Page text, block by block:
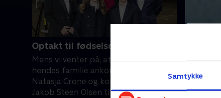
Samtykke
Optakt til fødselsdagsshowet
Mens vi venter på, at fødselaren og
hendes familie ankommer, ser
Natasja Crone og kongelig ekspert
Jakob Steen Olsen tilbage på ugens
det vil
for